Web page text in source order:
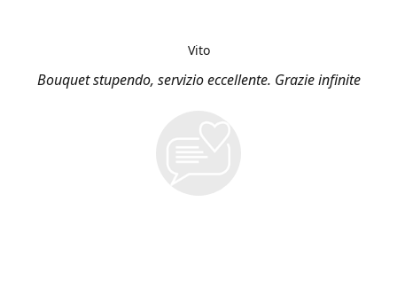
Bouquet stupendo, servizio eccellente. Grazie infinite
Vito